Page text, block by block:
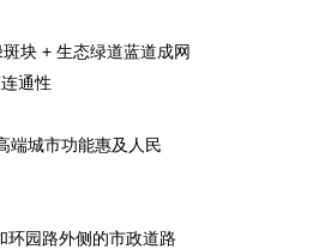
块 + 生态绿道蓝道成网
通性
端城市功能惠及人民
环园路外侧的市政道路